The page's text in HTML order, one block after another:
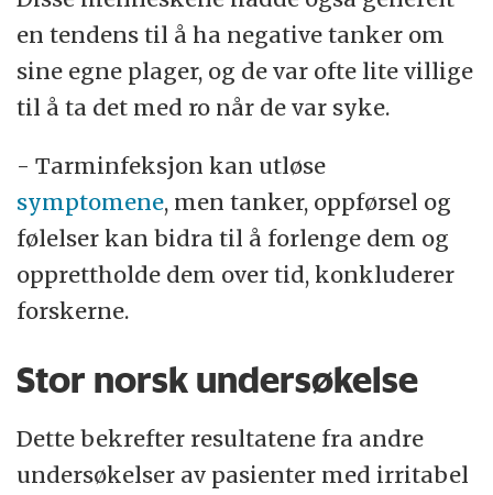
en tendens til å ha negative tanker om
sine egne plager, og de var ofte lite villige
til å ta det med ro når de var syke.
- Tarminfeksjon kan utløse
symptomene, men tanker, oppførsel og
følelser kan bidra til å forlenge dem og
opprettholde dem over tid, konkluderer
forskerne.
Stor norsk undersøkelse
Dette bekrefter resultatene fra andre
undersøkelser av pasienter med irritabel